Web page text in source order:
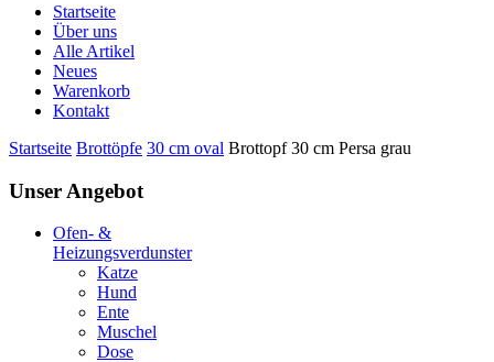
Startseite
Über uns
Alle Artikel
Neues
Warenkorb
Kontakt
Startseite Brottöpfe 30 cm oval Brottopf 30 cm Persa grau
Unser Angebot
Ofen- &
Heizungsverdunster
Katze
Hund
Ente
Muschel
Dose